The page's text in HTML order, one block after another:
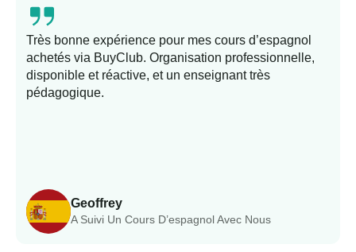
Geoffrey
A Suivi Un Cours D’espagnol Avec Nous
Très bonne expérience pour mes cours d’espagnol
achetés via BuyClub. Organisation professionnelle,
disponible et réactive, et un enseignant très
pédagogique.